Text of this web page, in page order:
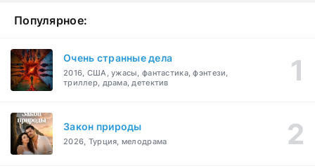
Популярное:
Очень странные дела
2016, США, ужасы, фантастика, фэнтези,
триллер, драма, детектив
Закон природы
2026, Турция, мелодрама